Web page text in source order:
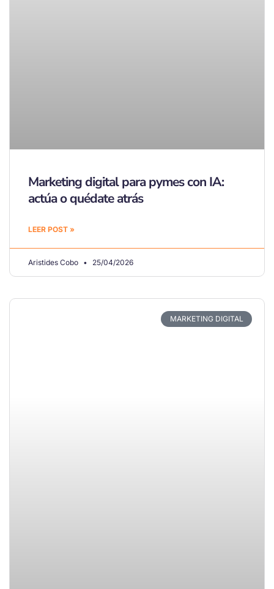
Marketing digital para pymes con IA:
actúa o quédate atrás
LEER POST »
Aristides Cobo 25/04/2026
MARKETING DIGITAL